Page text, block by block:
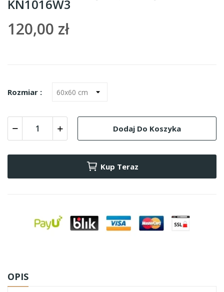
KN1016W3
120,00 zł
Rozmiar :
Dodaj Do Koszyka
Kup Teraz
OPIS